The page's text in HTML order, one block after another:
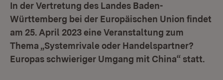
In der Vertretung des Landes Baden-
Württemberg bei der Europäischen Union findet
am 25. April 2023 eine Veranstaltung zum
Thema „Systemrivale oder Handelspartner?
Europas schwieriger Umgang mit China“ statt.